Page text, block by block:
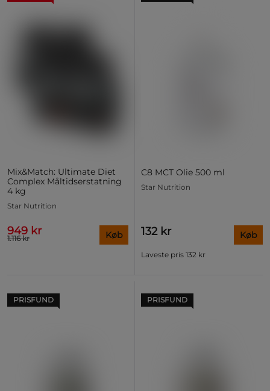
Mix&Match: Ultimate Diet
Complex Måltidserstatning
4 kg
Star Nutrition
949 kr
1.116 kr Køb
C8 MCT Olie 500 ml
Star Nutrition
132 kr
Laveste pris 132 kr
Køb
PRISFUND PRISFUND